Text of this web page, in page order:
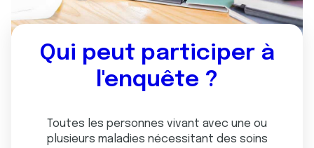
Qui peut participer à
l'enquête ?
Toutes les personnes vivant avec une ou
plusieurs maladies nécessitant des soins